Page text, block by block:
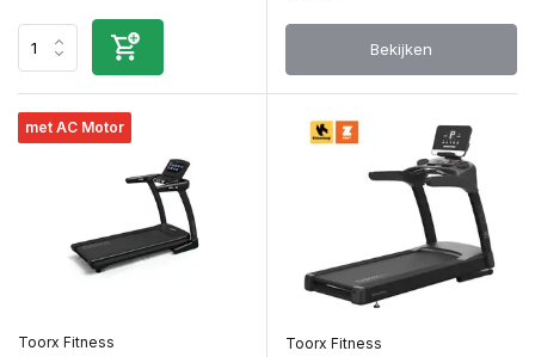
Bekijken
met AC Motor
Toorx Fitness Toorx Fitness